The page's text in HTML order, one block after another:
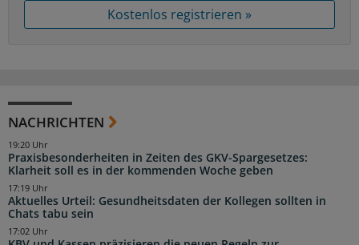
Kostenlos registrieren »
NACHRICHTEN
Praxisbesonderheiten in Zeiten des GKV-Spargesetzes:
Klarheit soll es in der kommenden Woche geben
19:20 Uhr
Aktuelles Urteil: Gesundheitsdaten der Kollegen sollten in
Chats tabu sein
17:19 Uhr
17:02 Uhr